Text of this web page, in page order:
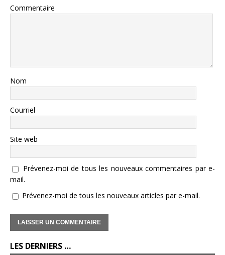
Commentaire
Nom
Courriel
Site web
Prévenez-moi de tous les nouveaux commentaires par e-
mail.
Prévenez-moi de tous les nouveaux articles par e-mail.
LES DERNIERS …